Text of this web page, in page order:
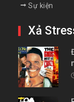
Sự kiện
Xả